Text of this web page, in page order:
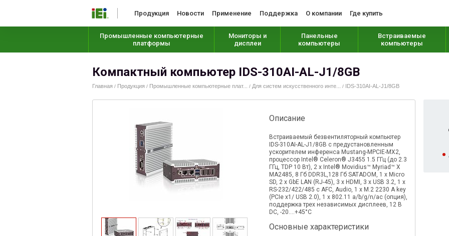
Продукция Новости Применение Поддержка О компании Где купить
Промышленные компьютерные
платформы
Мониторы и
дисплеи
Панельные
компьютеры
Встраиваемые
компьютеры
Компактный компьютер IDS-310AI-AL-J1/8GB
Главная / Продукция / Промышленные компьютерные плат... / Для систем искусственного инте... / IDS-310AI-AL-J1/8GB
Описание
Встраиваемый безвентиляторный компьютер
IDS-310AI-AL-J1/8GB с предустановленным
ускорителем инференса Mustang-MPCIE-MX2,
процессор Intel® Celeron® J3455 1.5 ГГц (до 2.3
ГГц, TDP 10 Вт), 2 x Intel® Movidius™ Myriad™ X
MA2485, 8 Гб DDR3L,128 Гб SATADOM, 1 x Micro
SD, 2 x GbE LAN (RJ-45), 3 x HDMI, 3 х USB 3.2, 1 x
RS-232/422/485 с AFC, Audio, 1 x M.2 2230 A key
(PCIe x1/ USB 2.0), 1 x 802.11 a/b/g/n/ac (опция),
поддержка трех независимых дисплеев, 12 В
DC, -20....+45°C
Основные характеристики